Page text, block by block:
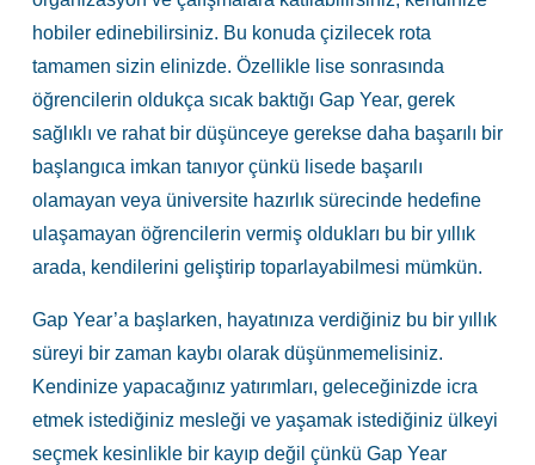
hobiler edinebilirsiniz. Bu konuda çizilecek rota
tamamen sizin elinizde. Özellikle lise sonrasında
öğrencilerin oldukça sıcak baktığı Gap Year, gerek
sağlıklı ve rahat bir düşünceye gerekse daha başarılı bir
başlangıca imkan tanıyor çünkü lisede başarılı
olamayan veya üniversite hazırlık sürecinde hedefine
ulaşamayan öğrencilerin vermiş oldukları bu bir yıllık
arada, kendilerini geliştirip toparlayabilmesi mümkün.
Gap Year’a başlarken, hayatınıza verdiğiniz bu bir yıllık
süreyi bir zaman kaybı olarak düşünmemelisiniz.
Kendinize yapacağınız yatırımları, geleceğinizde icra
etmek istediğiniz mesleği ve yaşamak istediğiniz ülkeyi
seçmek kesinlikle bir kayıp değil çünkü Gap Year